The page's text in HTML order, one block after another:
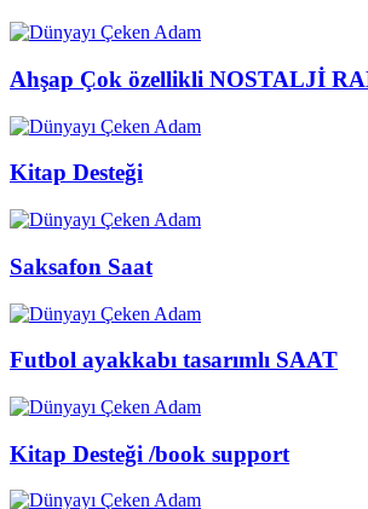
Ahşap Çok özellikli NOSTALJİ
Kitap Desteği
Saksafon Saat
Futbol ayakkabı tasarımlı SAAT
Kitap Desteği /book support